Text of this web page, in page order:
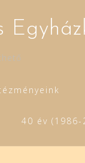
40 év (1986-